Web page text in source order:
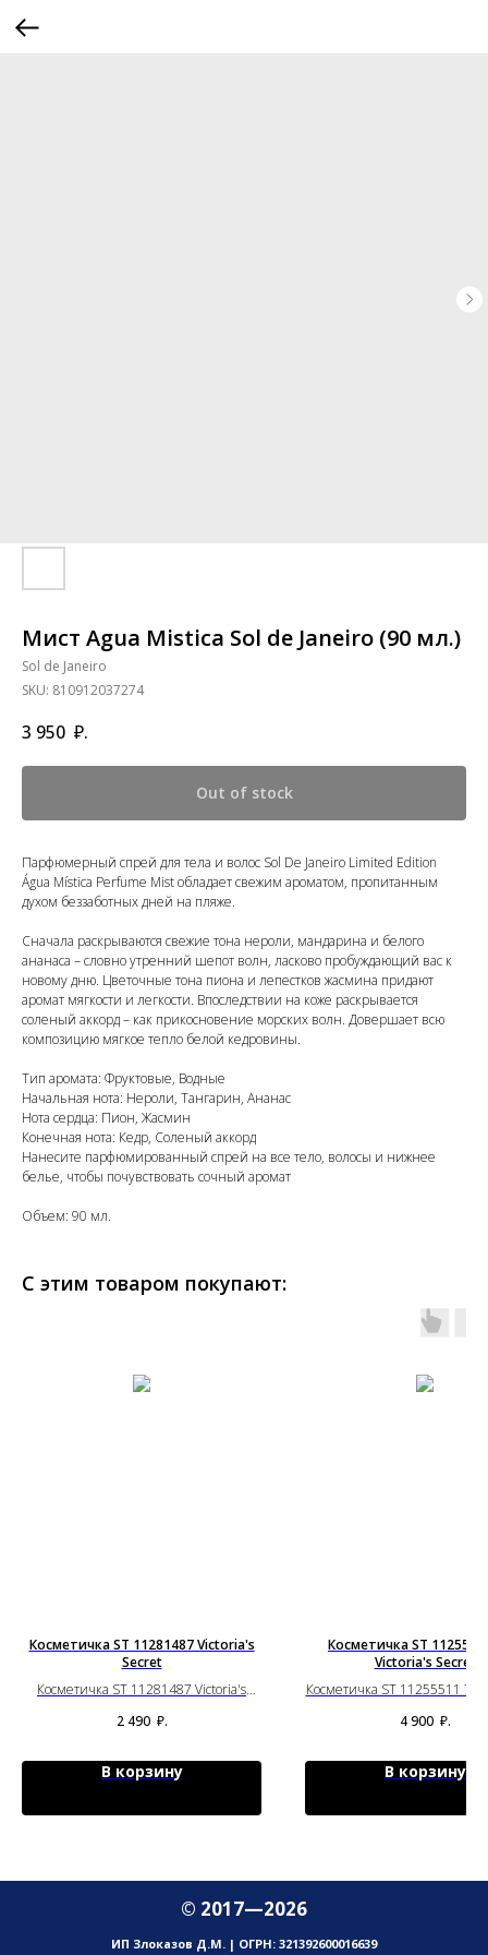
Мист Agua Mistica Sol de Janeiro (90 мл.)
Sol de Janeiro
SKU: 810912037274
3 950 ₽.
Out of stock
Парфюмерный спрей для тела и волос Sol De Janeiro Limited Edition
Água Mística Perfume Mist обладает свежим ароматом, пропитанным
духом беззаботных дней на пляже.
Сначала раскрываются свежие тона нероли, мандарина и белого
ананаса – словно утренний шепот волн, ласково пробуждающий вас к
новому дню. Цветочные тона пиона и лепестков жасмина придают
аромат мягкости и легкости. Впоследствии на коже раскрывается
соленый аккорд – как прикосновение морских волн. Довершает всю
композицию мягкое тепло белой кедровины.
Тип аромата: Фруктовые, Водные
Начальная нота: Нероли, Тангарин, Ананас
Нота сердца: Пион, Жасмин
Конечная нота: Кедр, Соленый аккорд
Нанесите парфюмированный спрей на все тело, волосы и нижнее
белье, чтобы почувствовать сочный аромат
Объем: 90 мл.
С этим товаром покупают:
Косметичка ST 11281487 Victoria's
Secret
Косметичка ST 11281487 Victoria's
2 490 ₽.
В корзину
Косметичка ST
Victoria's Secret
Косметичка ST 11255511
4 900 ₽.
В корзину
© 2017—2026
ИП Злоказов Д.М. | ОГРН: 321392600016639